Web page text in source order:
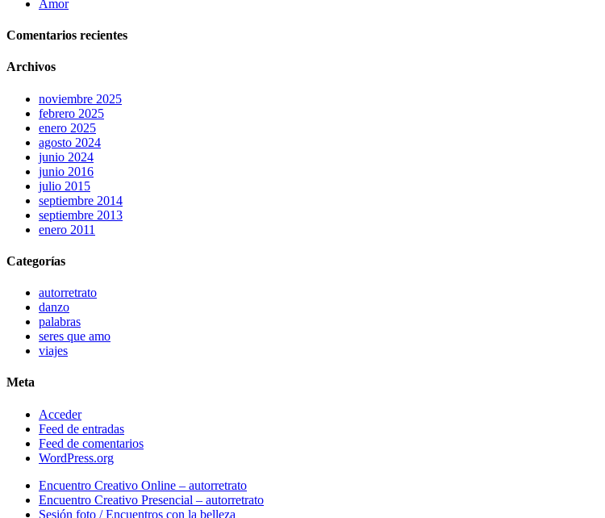
Amor
Comentarios recientes
Archivos
noviembre 2025
febrero 2025
enero 2025
agosto 2024
junio 2024
junio 2016
julio 2015
septiembre 2014
septiembre 2013
enero 2011
Categorías
autorretrato
danzo
palabras
seres que amo
viajes
Meta
Acceder
Feed de entradas
Feed de comentarios
WordPress.org
Close
Menu
Encuentro Creativo Online – autorretrato
Encuentro Creativo Presencial – autorretrato
Sesión foto / Encuentros con la belleza